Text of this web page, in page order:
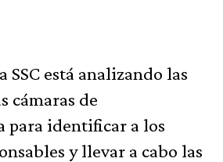
SSC está analizando las
cámaras de
para identificar a los
y llevar a cabo las